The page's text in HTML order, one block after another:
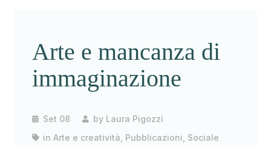
Arte e mancanza di
immaginazione
Set 08 by Laura Pigozzi
inArte e creatività Pubblicazioni Sociale